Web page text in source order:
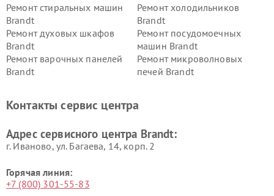
Ремонт стиральных машин
Brandt
Ремонт холодильников
Brandt
Ремонт духовых шкафов
Brandt
Ремонт посудомоечных
машин Brandt
Ремонт варочных панелей
Brandt
Ремонт микроволновых
печей Brandt
Контакты сервис центра
Адрес сервисного центра Brandt:
г. Иваново, ул. Багаева, 14, корп. 2
Горячая линия:
+7 (800) 301-55-83